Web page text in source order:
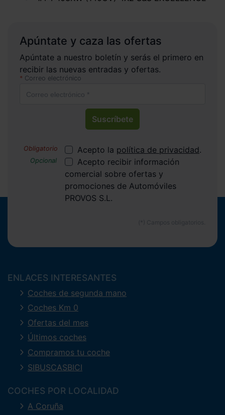
Apúntate y caza las ofertas
Apúntate a nuestro boletín y serás el primero en
recibir las nuevas entradas y ofertas.
Correo electrónico
Suscríbete
Acepto la política de privacidad.
Acepto recibir información
comercial sobre ofertas y
promociones de Automóviles
PROVOS S.L.
ENLACES INTERESANTES
Coches de segunda mano
Coches Km 0
Ofertas del mes
Últimos coches
Compramos tu coche
SIBUSCASBICI
COCHES POR LOCALIDAD
A Coruña